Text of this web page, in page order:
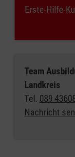
Erste-Hilfe-
Team
Landkreis
Tel. 089
Nachricht